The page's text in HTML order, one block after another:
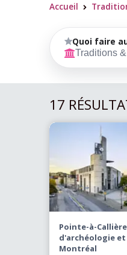
Accueil >
Quoi faire
Traditions
17
Pointe-à-
d'archéologie
Montréal